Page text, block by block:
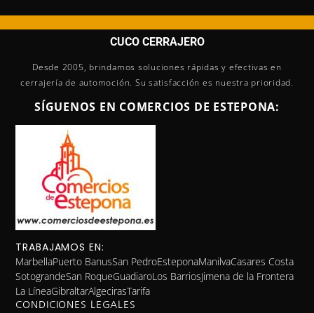
CUCO CERRAJERO
Desde 2005, brindamos soluciones rápidas y efectivas en
cerrajería de automoción. Su satisfacción es nuestra prioridad.
SÍGUENOS EN COMERCIOS DE ESTEPONA:
TRABAJAMOS EN:
MarbellaPuerto BanusSan PedroEsteponaManilvaCasares Costa
SotograndeSan RoqueGuadiaroLos BarriosJimena de la Frontera
La LíneaGibraltarAlgecirasTarifa
CONDICIONES LEGALES